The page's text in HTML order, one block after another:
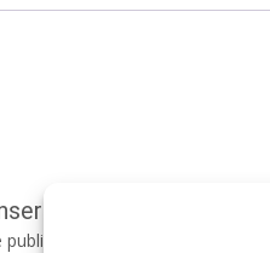
”Jumbo Älg, 76cm